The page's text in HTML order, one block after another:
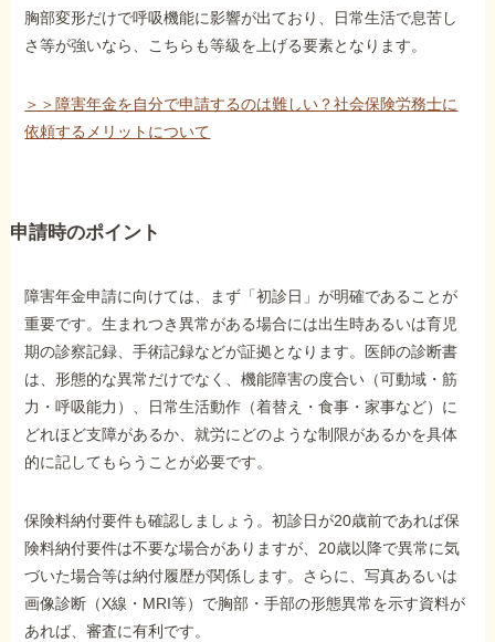
胸部変形だけで呼吸機能に影響が出ており、日常生活で息苦し
さ等が強いなら、こちらも等級を上げる要素となります。
＞＞障害年金を自分で申請するのは難しい？社会保険労務士に
依頼するメリットについて
申請時のポイント
障害年金申請に向けては、まず「初診日」が明確であることが
重要です。生まれつき異常がある場合には出生時あるいは育児
期の診察記録、手術記録などが証拠となります。医師の診断書
は、形態的な異常だけでなく、機能障害の度合い（可動域・筋
力・呼吸能力）、日常生活動作（着替え・食事・家事など）に
どれほど支障があるか、就労にどのような制限があるかを具体
的に記してもらうことが必要です。
保険料納付要件も確認しましょう。初診日が20歳前であれば保
険料納付要件は不要な場合がありますが、20歳以降で異常に気
づいた場合等は納付履歴が関係します。さらに、写真あるいは
画像診断（X線・MRI等）で胸部・手部の形態異常を示す資料が
あれば、審査に有利です。